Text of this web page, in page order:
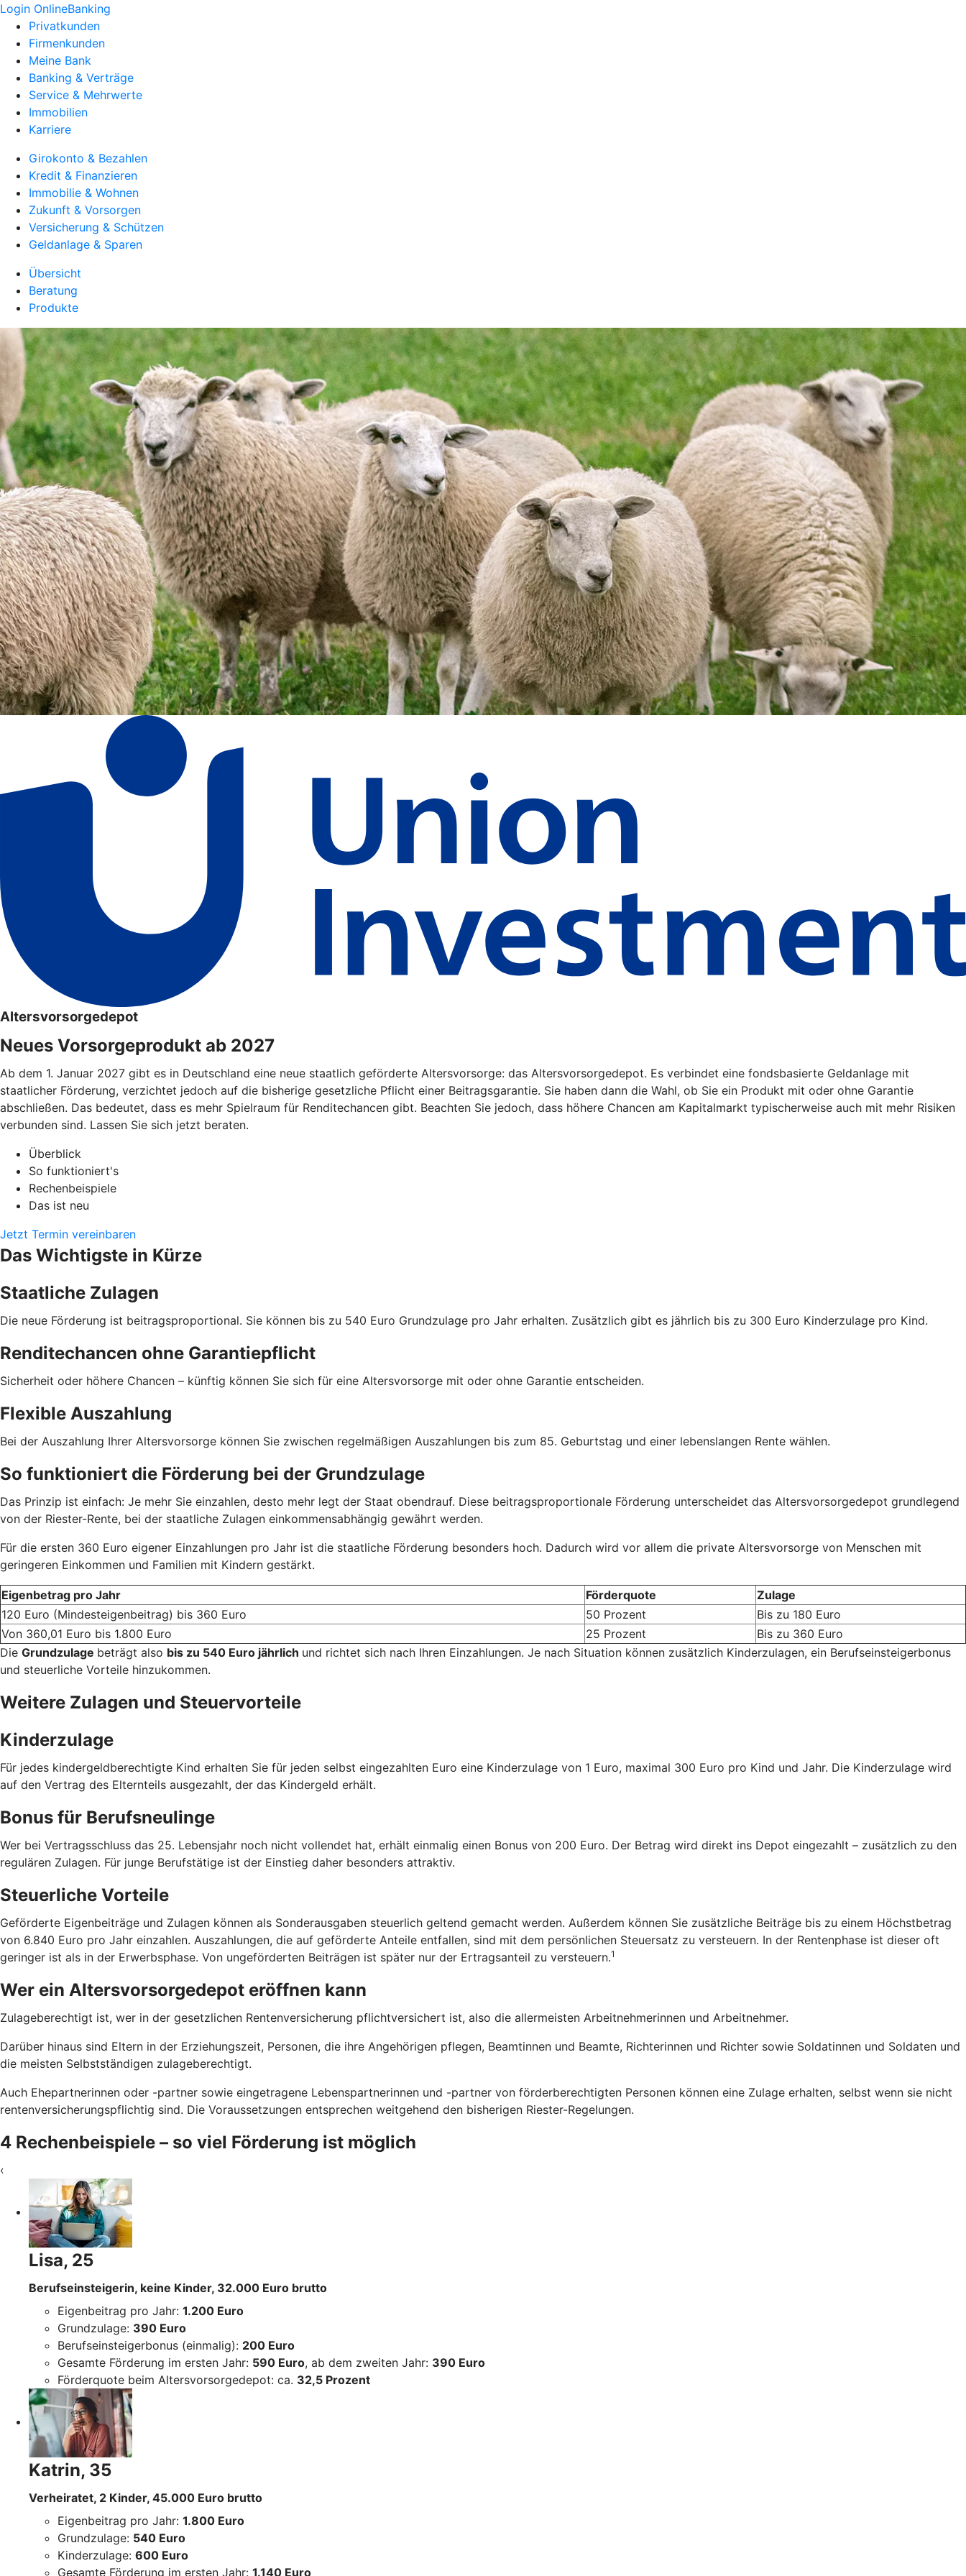
Login OnlineBanking
Privatkunden
Firmenkunden
Meine Bank
Banking & Verträge
Service & Mehrwerte
Immobilien
Karriere
Girokonto & Bezahlen
Kredit & Finanzieren
Immobilie & Wohnen
Zukunft & Vorsorgen
Versicherung & Schützen
Geldanlage & Sparen
Übersicht
Beratung
Produkte
Altersvorsorgedepot
Neues Vorsorgeprodukt ab 2027
Ab dem 1. Januar 2027 gibt es in Deutschland eine neue staatlich geförderte Altersvorsorge: das Altersvorsorgedepot. Es verbindet eine fondsbasierte Geldanlage mit
staatlicher Förderung, verzichtet jedoch auf die bisherige gesetzliche Pflicht einer Beitragsgarantie. Sie haben dann die Wahl, ob Sie ein Produkt mit oder ohne Garantie
abschließen. Das bedeutet, dass es mehr Spielraum für Renditechancen gibt. Beachten Sie jedoch, dass höhere Chancen am Kapitalmarkt typischerweise auch mit mehr Risiken
verbunden sind. Lassen Sie sich jetzt beraten.
Überblick
So funktioniert's
Rechenbeispiele
Das ist neu
Jetzt Termin vereinbaren
Das Wichtigste in Kürze
Staatliche Zulagen
Die neue Förderung ist beitragsproportional. Sie können bis zu 540 Euro Grundzulage pro Jahr erhalten. Zusätzlich gibt es jährlich bis zu 300 Euro Kinderzulage pro Kind.
Renditechancen ohne Garantiepflicht
Sicherheit oder höhere Chancen – künftig können Sie sich für eine Altersvorsorge mit oder ohne Garantie entscheiden.
Flexible Auszahlung
Bei der Auszahlung Ihrer Altersvorsorge können Sie zwischen regelmäßigen Auszahlungen bis zum 85. Geburtstag und einer lebenslangen Rente wählen.
So funktioniert die Förderung bei der Grundzulage
Das Prinzip ist einfach: Je mehr Sie einzahlen, desto mehr legt der Staat obendrauf. Diese beitragsproportionale Förderung unterscheidet das Altersvorsorgedepot grundlegend
von der Riester-Rente, bei der staatliche Zulagen einkommensabhängig gewährt werden.
Für die ersten 360 Euro eigener Einzahlungen pro Jahr ist die staatliche Förderung besonders hoch. Dadurch wird vor allem die private Altersvorsorge von Menschen mit
geringeren Einkommen und Familien mit Kindern gestärkt.
Eigenbetrag pro Jahr Förderquote
Zulage
120 Euro (Mindesteigenbeitrag) bis 360 Euro
50 Prozent
Bis zu 180 Euro
Von 360,01 Euro bis 1.800 Euro
25 Prozent
Bis zu 360 Euro
Die Grundzulage beträgt also bis zu 540 Euro jährlich und richtet sich nach Ihren Einzahlungen. Je nach Situation können zusätzlich Kinderzulagen, ein Berufseinsteigerbonus
und steuerliche Vorteile hinzukommen.
Weitere Zulagen und Steuervorteile
Kinderzulage
Für jedes kindergeldberechtigte Kind erhalten Sie für jeden selbst eingezahlten Euro eine Kinderzulage von 1 Euro, maximal 300 Euro pro Kind und Jahr. Die Kinderzulage wird
auf den Vertrag des Elternteils ausgezahlt, der das Kindergeld erhält.
Bonus für Berufsneulinge
Wer bei Vertragsschluss das 25. Lebensjahr noch nicht vollendet hat, erhält einmalig einen Bonus von 200 Euro. Der Betrag wird direkt ins Depot eingezahlt – zusätzlich zu den
regulären Zulagen. Für junge Berufstätige ist der Einstieg daher besonders attraktiv.
Steuerliche Vorteile
Geförderte Eigenbeiträge und Zulagen können als Sonderausgaben steuerlich geltend gemacht werden. Außerdem können Sie zusätzliche Beiträge bis zu einem Höchstbetrag
von 6.840 Euro pro Jahr einzahlen. Auszahlungen, die auf geförderte Anteile entfallen, sind mit dem persönlichen Steuersatz zu versteuern. In der Rentenphase ist dieser oft
geringer ist als in der Erwerbsphase. Von ungeförderten Beiträgen ist später nur der Ertragsanteil zu versteuern.1
Wer ein Altersvorsorgedepot eröffnen kann
Zulageberechtigt ist, wer in der gesetzlichen Rentenversicherung pflichtversichert ist, also die allermeisten Arbeitnehmerinnen und Arbeitnehmer.
Darüber hinaus sind Eltern in der Erziehungszeit, Personen, die ihre Angehörigen pflegen, Beamtinnen und Beamte, Richterinnen und Richter sowie Soldatinnen und Soldaten und
die meisten Selbstständigen zulageberechtigt.
Auch Ehepartnerinnen oder -partner sowie eingetragene Lebenspartnerinnen und -partner von förderberechtigten Personen können eine Zulage erhalten, selbst wenn sie nicht
rentenversicherungspflichtig sind. Die Voraussetzungen entsprechen weitgehend den bisherigen Riester-Regelungen.
4 Rechenbeispiele – so viel Förderung ist möglich
‹
Lisa, 25
Berufseinsteigerin, keine Kinder, 32.000 Euro brutto
Eigenbeitrag pro Jahr: 1.200 Euro
Grundzulage: 390 Euro
Berufseinsteigerbonus (einmalig): 200 Euro
Gesamte Förderung im ersten Jahr: 590 Euro, ab dem zweiten Jahr: 390 Euro
Förderquote beim Altersvorsorgedepot: ca. 32,5 Prozent
Katrin, 35
Verheiratet, 2 Kinder, 45.000 Euro brutto
Eigenbeitrag pro Jahr: 1.800 Euro
Grundzulage: 540 Euro
Kinderzulage: 600 Euro
Gesamte Förderung im ersten Jahr: 1.140 Euro